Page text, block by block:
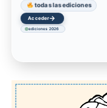
todas las ediciones
Acceder→
ediciones 2026